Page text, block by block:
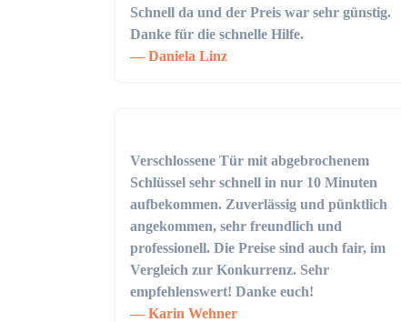
Schnell da und der Preis war sehr günstig.
Danke für die schnelle Hilfe.
Daniela Linz
Verschlossene Tür mit abgebrochenem
Schlüssel sehr schnell in nur 10 Minuten
aufbekommen. Zuverlässig und pünktlich
angekommen, sehr freundlich und
professionell. Die Preise sind auch fair, im
Vergleich zur Konkurrenz. Sehr
empfehlenswert! Danke euch!
Karin Wehner